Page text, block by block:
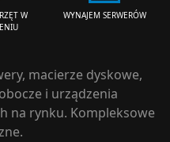
W
WYNAJEM SERWERÓW
macierze dyskowe,
i urządzenia
na rynku. Kompleksowe